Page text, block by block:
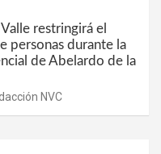
restringirá el
personas durante la
de Abelardo de la
NVC